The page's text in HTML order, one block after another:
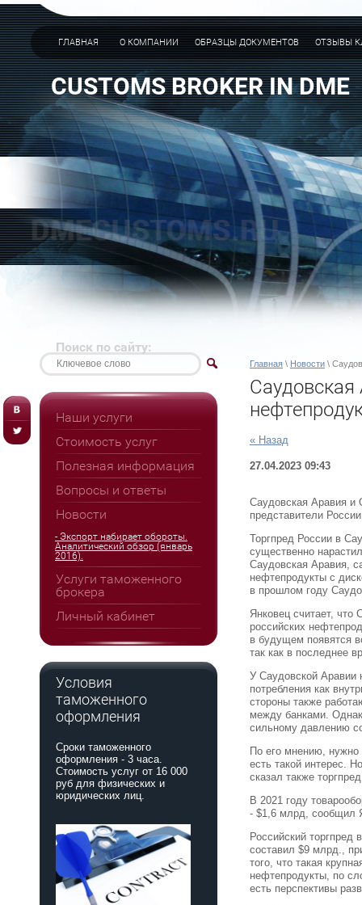
ГЛАВНАЯ О КОМПАНИИ ОБРАЗЦЫ ДОКУМЕНТОВ ОТЗЫВЫ
CUSTOMS BROKER IN DME
Главная \ Новости \
« Назад
27.04.2023 09:43
Саудовская Аравия и
представители
Торгпред России в
существенно
Саудовская Аравия,
нефтепродукты с
в прошлом году
Янковец считает,
российских
в будущем появятся
так как в последнее
У Саудовской Аравии
потребления как
стороны также
между банками.
сильному давлению
По его мнению, нужно
есть такой интерес.
сказал также
В 2021 году
- $1,6 млрд, сообщил
Российский
составил $9 млрд.,
того, что такая
нефтепродукты, по
есть перспективы
Поиск по сайту:
Наши услуги
Стоимость услуг
Полезная информация
Вопросы и ответы
Новости
- Экспорт набирает обороты.
Аналитический обзор (январь
2016).
Услуги таможенного
брокера
Личный кабинет
Условия
таможенного
оформления
Сроки таможенного
оформления - 3 часа.
Стоимость услуг от 16 000
руб для физических и
юридических лиц.